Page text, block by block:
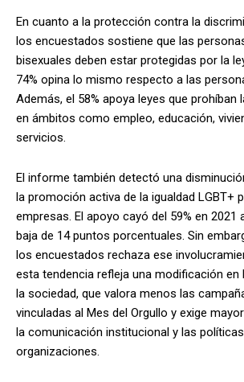
En cuanto a la protección contra la
los encuestados sostiene que las
bisexuales deben estar protegidas por la
74% opina lo mismo respecto a las
Además, el 58% apoya leyes que prohíban
en ámbitos como empleo, educación,
servicios.
El informe también detectó una
la promoción activa de la igualdad LGBT+
empresas. El apoyo cayó del 59% en 2021
baja de 14 puntos porcentuales. Sin
los encuestados rechaza ese
esta tendencia refleja una modificación en
la sociedad, que valora menos las
vinculadas al Mes del Orgullo y exige
la comunicación institucional y las
organizaciones.